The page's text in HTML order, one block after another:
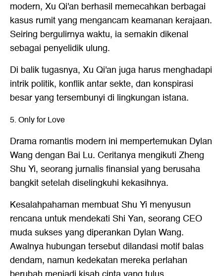
modern, Xu Qi'an berhasil memecahkan berbagai
kasus rumit yang mengancam keamanan kerajaan.
Seiring bergulirnya waktu, ia semakin dikenal
sebagai penyelidik ulung.
Di balik tugasnya, Xu Qi'an juga harus menghadapi
intrik politik, konflik antar sekte, dan konspirasi
besar yang tersembunyi di lingkungan istana.
5. Only for Love
Drama romantis modern ini mempertemukan Dylan
Wang dengan Bai Lu. Ceritanya mengikuti Zheng
Shu Yi, seorang jurnalis finansial yang berusaha
bangkit setelah diselingkuhi kekasihnya.
Kesalahpahaman membuat Shu Yi menyusun
rencana untuk mendekati Shi Yan, seorang CEO
muda sukses yang diperankan Dylan Wang.
Awalnya hubungan tersebut dilandasi motif balas
dendam, namun kedekatan mereka perlahan